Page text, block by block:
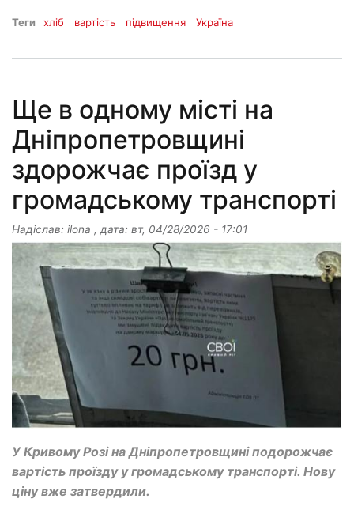
Теги хліб вартість підвищення Україна
Ще в одному місті на
Дніпропетровщині
здорожчає проїзд у
громадському транспорті
Надіслав: ilona , дата: вт, 04/28/2026 - 17:01
У Кривому Розі на Дніпропетровщині подорожчає
вартість проїзду у громадському транспорті. Нову
ціну вже затвердили.